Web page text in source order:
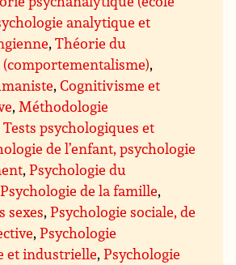
analytique et
,Théorie du
,
,Cognitivisme et
,Méthodologie
Tests psychologiques et
de l’enfant, psychologie
,Psychologie du
Psychologie de la famille,
sexes,Psychologie sociale, de
,Psychologie
et industrielle,Psychologie